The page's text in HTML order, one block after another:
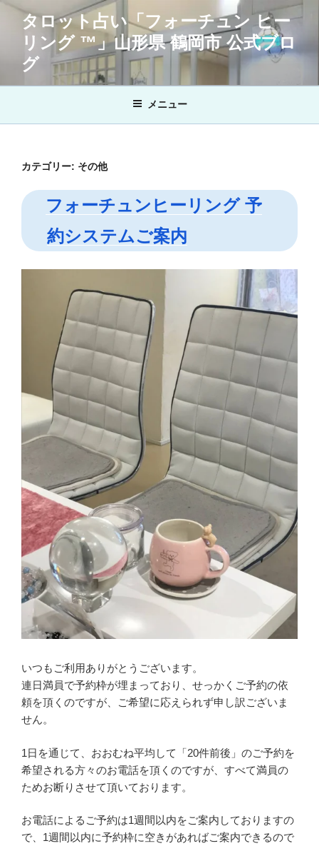
キ
タロット占い「フォーチュン ヒー
リング ™」山形県 鶴岡市 公式ブロ
グ
メニュー
カテゴリー: その他
フォーチュンヒーリング 予
約システムご案内
いつもご利用ありがとうございます。
連日満員で予約枠が埋まっており、せっかくご予約の依
頼を頂くのですが、ご希望に応えられず申し訳ございま
せん。
1日を通じて、おおむね平均して「20件前後」のご予約を
希望される方々のお電話を頂くのですが、すべて満員の
ためお断りさせて頂いております。
お電話によるご予約は1週間以内をご案内しておりますの
で、1週間以内に予約枠に空きがあればご案内できるので